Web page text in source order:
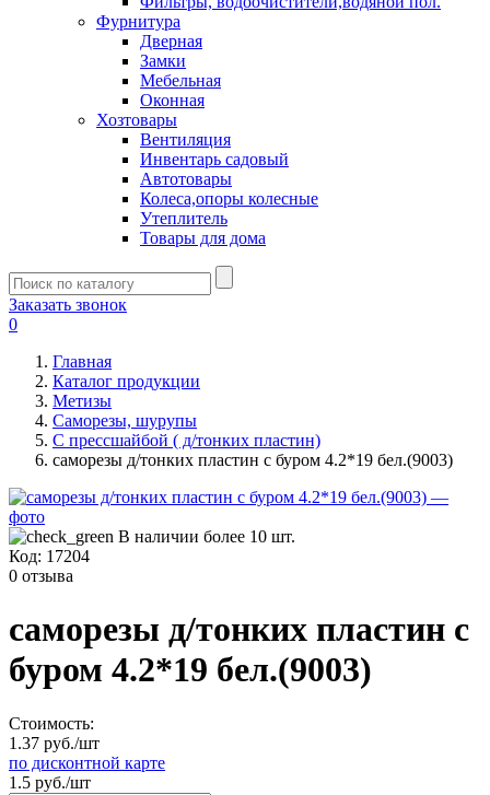
Фурнитура
Дверная
Замки
Мебельная
Оконная
Хозтовары
Вентиляция
Инвентарь садовый
Автотовары
Колеса,опоры колесные
Утеплитель
Товары для дома
Заказать звонок
0
Главная
Каталог продукции
Метизы
Саморезы, шурупы
С прессшайбой ( д/тонких пластин)
саморезы д/тонких пластин с буром 4.2*19 бел.(9003)
В наличии более 10 шт.
Код: 17204
0 отзыва
саморезы д/тонких пластин с
буром 4.2*19 бел.(9003)
Стоимость:
1.37 руб./шт
по дисконтной карте
1.5 руб./шт